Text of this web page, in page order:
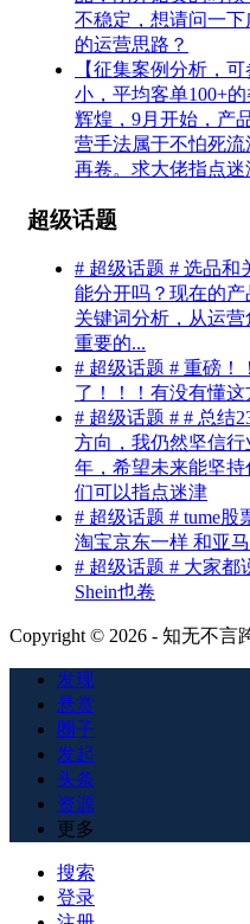
不稳定，想请问一
的运营思路？
【征集案例分析，
小，平均客单100+
辉煌，9月开始，产
营手法属于不怕死
再卷。求大佬指点迷
超级话题
# 超级话题 # 选品和
能分开吗？现在的
关键词分析，从运
重要的...
# 超级话题 # 重磅！
了！！！有没有懂
# 超级话题 # # 总结
方向，我仍然坚信
年，希望未来能坚
们可以指点迷津
# 超级话题 # tume
淘宝京东一样 和亚
# 超级话题 # 大家
Shein也卷
Copyright © 2026 - 知无不言
发现
悬赏
圈子
发起
头条
资源
更多
搜索
登录